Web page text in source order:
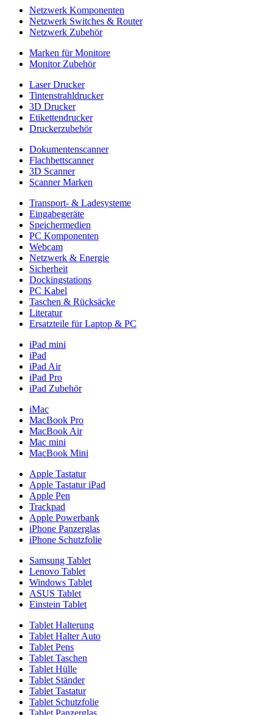
Netzwerk Komponenten
Netzwerk Switches & Router
Netzwerk Zubehör
Marken für Monitore
Monitor Zubehör
Laser Drucker
Tintenstrahldrucker
3D Drucker
Etikettendrucker
Druckerzubehör
Dokumentenscanner
Flachbettscanner
3D Scanner
Scanner Marken
Transport- & Ladesysteme
Eingabegeräte
Speichermedien
PC Komponenten
Webcam
Netzwerk & Energie
Sicherheit
Dockingstations
PC Kabel
Taschen & Rücksäcke
Literatur
Ersatzteile für Laptop & PC
iPad mini
iPad
iPad Air
iPad Pro
iPad Zubehör
iMac
MacBook Pro
MacBook Air
Mac mini
MacBook Mini
Apple Tastatur
Apple Tastatur iPad
Apple Pen
Trackpad
Apple Powerbank
iPhone Panzerglas
iPhone Schutzfolie
Samsung Tablet
Lenovo Tablet
Windows Tablet
ASUS Tablet
Einstein Tablet
Tablet Halterung
Tablet Halter Auto
Tablet Pens
Tablet Taschen
Tablet Hülle
Tablet Ständer
Tablet Tastatur
Tablet Schutzfolie
Tablet Panzerglas